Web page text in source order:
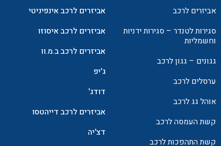
אביזרים לרכב
סגירות לטנדר – סגירות ידניות
וחשמליות
גגונים – גגון לרכב
ערסלים לרכב
אוהל גג לרכב
קשת העמסה לרכב
קשת התהפכות לרכב
אביזרים לרכב אינפיניטי
אביזרים לרכב איסוזו
אביזרים לרכב ב.מ.וו
ג'יפ
דודג'
אביזרים לרכב דייהטסו
דצ'יה